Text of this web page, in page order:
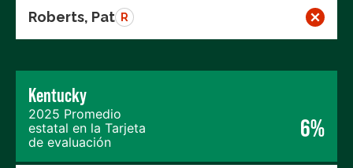
Roberts, Pat R
Kentucky
2025 Promedio
estatal en la Tarjeta
de evaluación
6%